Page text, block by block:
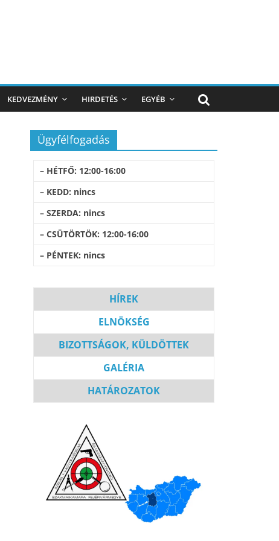
KEDVEZMÉNY HIRDETÉS EGYÉB
Ügyfélfogadás
– HÉTFŐ: 12:00-16:00
– KEDD: nincs
– SZERDA: nincs
– CSÜTÖRTÖK: 12:00-16:00
– PÉNTEK: nincs
HÍREK
ELNÖKSÉG
BIZOTTSÁGOK, KÜLDÖTTEK
GALÉRIA
HATÁROZATOK